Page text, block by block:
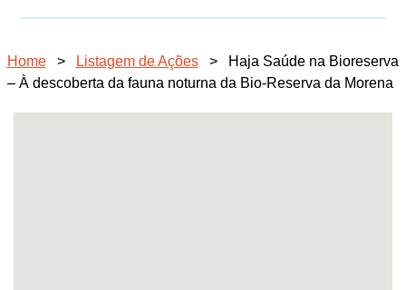
Home > Listagem de Ações >
Haja Saúde na Bioreserva
– À descoberta da fauna noturna da Bio-Reserva da Morena